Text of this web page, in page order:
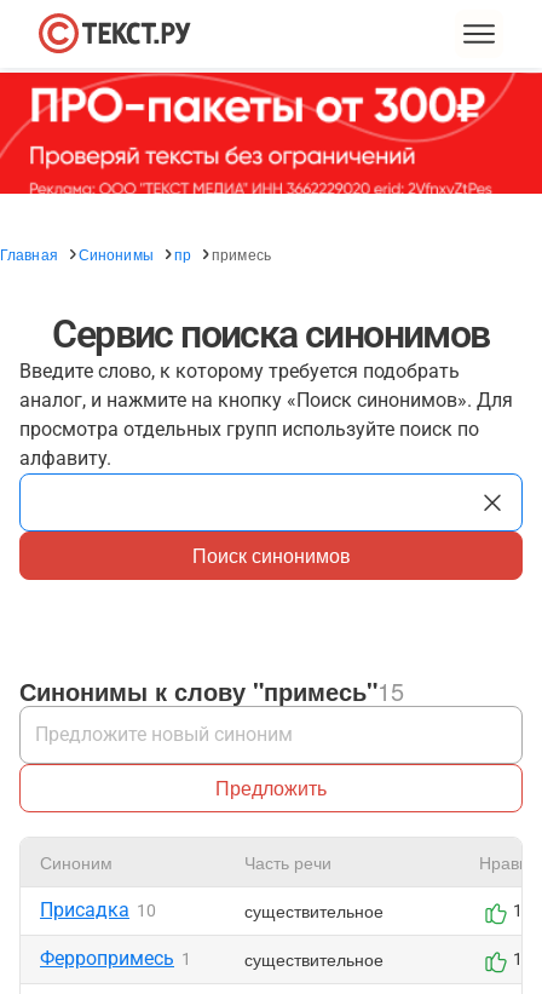
Главная Синонимы пр примесь
Сервис поиска синонимов
Введите слово, к которому требуется подобрать
аналог, и нажмите на кнопку «Поиск синонимов». Для
просмотра отдельных групп используйте поиск по
алфавиту.
Поиск синонимов
Синонимы к слову "примесь"15
Предложить
Синоним Часть речи
Присадка 10 существительное 1
Ферропримесь 1 существительное 1